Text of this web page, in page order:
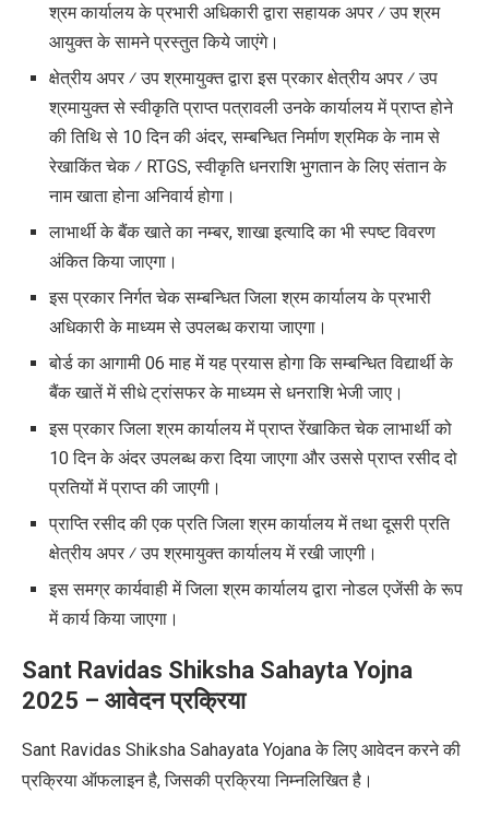
श्रम कार्यालय के प्रभारी अधिकारी द्वारा सहायक अपर ⁄ उप श्रम
आयुक्त के सामने प्रस्तुत किये जाएंगे।
क्षेत्रीय अपर ⁄ उप श्रमायुक्त द्वारा इस प्रकार क्षेत्रीय अपर ⁄ उप
श्रमायुक्त से स्वीकृति प्राप्त पत्रावली उनके कार्यालय में प्राप्त होने
की तिथि से 10 दिन की अंदर, सम्बन्धित निर्माण श्रमिक के नाम से
रेखाकिंत चेक ⁄ RTGS, स्वीकृति धनराशि भुगतान के लिए संतान के
नाम खाता होना अनिवार्य होगा।
लाभार्थी के बैंक खाते का नम्बर, शाखा इत्यादि का भी स्पष्ट विवरण
अंकित किया जाएगा।
इस प्रकार निर्गत चेक सम्बन्धित जिला श्रम कार्यालय के प्रभारी
अधिकारी के माध्यम से उपलब्ध कराया जाएगा।
बोर्ड का आगामी 06 माह में यह प्रयास होगा कि सम्बन्धित विद्यार्थी के
बैंक खातें में सीधे ट्रांसफर के माध्यम से धनराशि भेजी जाए।
इस प्रकार जिला श्रम कार्यालय में प्राप्त रेंखाकित चेक लाभार्थी को
10 दिन के अंदर उपलब्ध करा दिया जाएगा और उससे प्राप्त रसीद दो
प्रतियों में प्राप्त की जाएगी।
प्राप्ति रसीद की एक प्रति जिला श्रम कार्यालय में तथा दूसरी प्रति
क्षेत्रीय अपर ⁄ उप श्रमायुक्त कार्यालय में रखी जाएगी।
इस समग्र कार्यवाही में जिला श्रम कार्यालय द्वारा नोडल एजेंसी के रूप
में कार्य किया जाएगा।
Sant Ravidas Shiksha Sahayta Yojna
2025 – आवेदन प्रक्रिया
Sant Ravidas Shiksha Sahayata Yojana के लिए आवेदन करने की
प्रक्रिया ऑफलाइन है, जिसकी प्रक्रिया निम्नलिखित है।